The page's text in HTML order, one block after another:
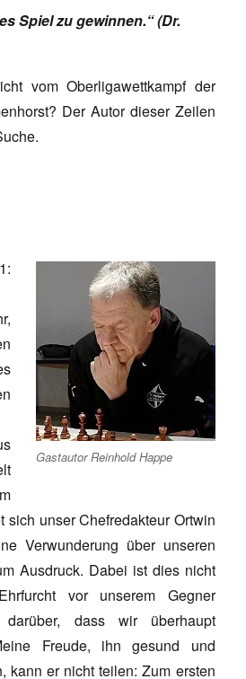
Spiel zu gewinnen.“ (Dr.
vom Oberligawettkampf der
Der Autor dieser Zeilen
Gastautor Reinhold Happe
sich unser Chefredakteur Ortwin
Verwunderung über unseren
Ausdruck. Dabei ist dies nicht
vor unserem Gegner
darüber, dass wir überhaupt
Freude, ihn gesund und
kann er nicht teilen: Zum ersten